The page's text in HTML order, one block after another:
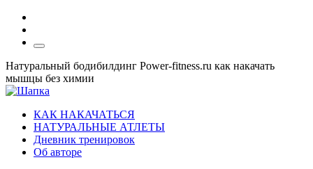
Натуральный бодибилдинг Power-fitness.ru как накачать
мышцы без химии
КАК НАКАЧАТЬСЯ
НАТУРАЛЬНЫЕ АТЛЕТЫ
Дневник тренировок
Об авторе